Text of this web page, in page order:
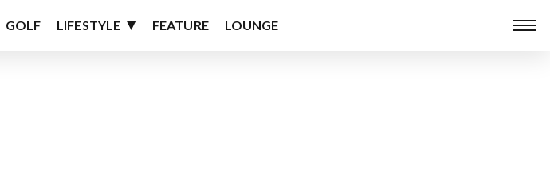
GOLF LIFESTYLE FEATURE LOUNGE